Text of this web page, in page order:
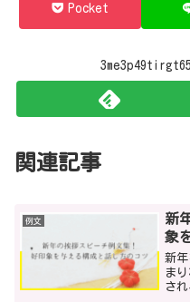
Pocket
関連記事
例文
新
象
新
ま
さ